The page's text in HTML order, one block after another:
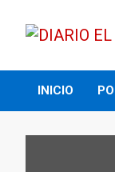
content
INICIO